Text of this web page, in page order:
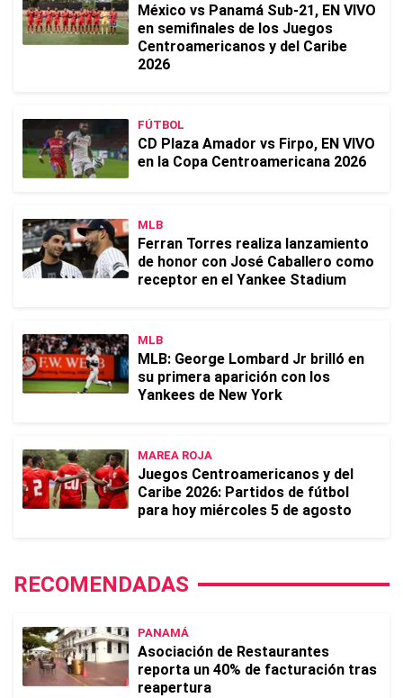
México vs Panamá Sub-21, EN VIVO
en semifinales de los Juegos
Centroamericanos y del Caribe
2026
FÚTBOL
CD Plaza Amador vs Firpo, EN VIVO
en la Copa Centroamericana 2026
MLB
Ferran Torres realiza lanzamiento
de honor con José Caballero como
receptor en el Yankee Stadium
MLB
MLB: George Lombard Jr brilló en
su primera aparición con los
Yankees de New York
MAREA ROJA
Juegos Centroamericanos y del
Caribe 2026: Partidos de fútbol
para hoy miércoles 5 de agosto
RECOMENDADAS
PANAMÁ
Asociación de Restaurantes
reporta un 40% de facturación tras
reapertura